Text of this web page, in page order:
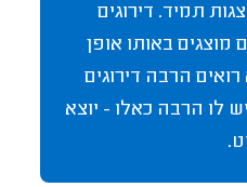
תמיד. דירוגים
מוצגים באותו אופן
הרבה דירוגים
לו הרבה כאלו - יוצא